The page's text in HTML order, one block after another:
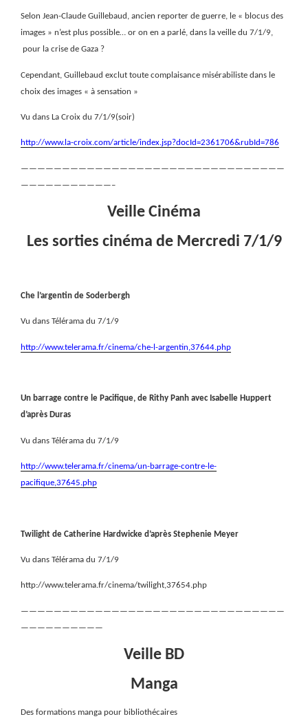
Selon Jean-Claude Guillebaud, ancien reporter de guerre, le « blocus des
images » n’est plus possible… or on en a parlé, dans la veille du 7/1/9,
pour la crise de Gaza ?
Cependant, Guillebaud exclut toute complaisance misérabiliste dans le
choix des images « à sensation »
Vu dans La Croix du 7/1/9(soir)
http://www.la-croix.com/article/index.jsp?docId=2361706&rubId=786
————————————————————————————————
———————————–
Veille Cinéma
Les sorties cinéma de Mercredi 7/1/9
Che l’argentin de Soderbergh
Vu dans Télérama du 7/1/9
http://www.telerama.fr/cinema/che-l-argentin,37644.php
Un barrage contre le Pacifique, de Rithy Panh avec Isabelle Huppert
d’après Duras
Vu dans Télérama du 7/1/9
http://www.telerama.fr/cinema/un-barrage-contre-le-
pacifique,37645.php
Twilight de Catherine Hardwicke d’après Stephenie Meyer
Vu dans Télérama du 7/1/9
http://www.telerama.fr/cinema/twilight,37654.php
————————————————————————————————
——————————
Veille BD
Manga
Des formations manga pour bibliothécaires